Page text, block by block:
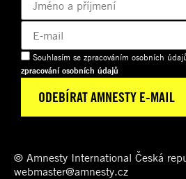
Souhlasím se zpracováním osobních
zpracování osobních údajů
© Amnesty International Česká
webmaster@amnesty.cz